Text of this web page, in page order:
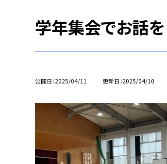
学年集会でお話を
公開日 2025/04/11 更新日 2025/04/10